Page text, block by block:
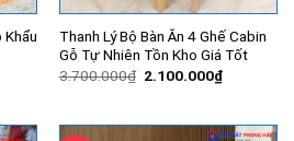
Khẩu
Thanh Lý Bộ Bàn Ăn 4 Ghế Cabin
Gỗ Tự Nhiên Tồn Kho Giá Tốt
3.700.000₫ Giá
2.100.000₫Giá
hiện